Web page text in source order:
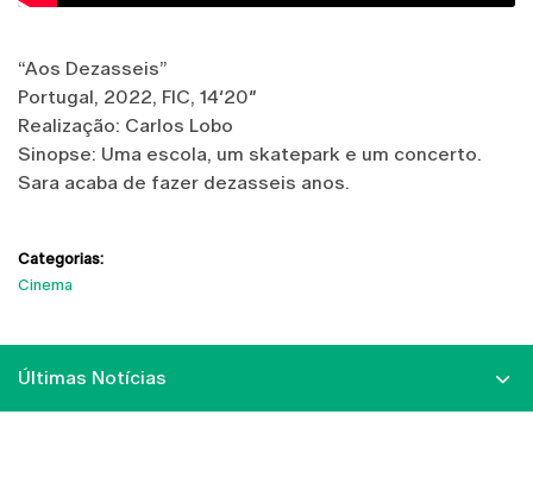
“Aos Dezasseis”
Portugal, 2022, FIC, 14′20″
Realização: Carlos Lobo
Sinopse: Uma escola, um skatepark e um concerto.
Sara acaba de fazer dezasseis anos.
Categorias:
Cinema
Últimas Notícias